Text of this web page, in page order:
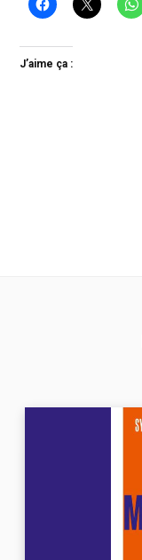
J’aime ça :